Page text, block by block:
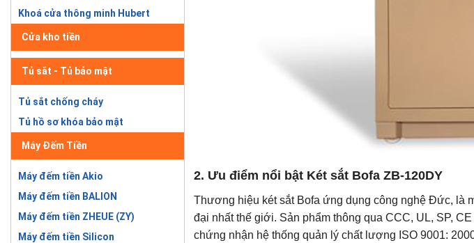
Khoá cửa thông minh Hubert
Cửa kho tiền
Tủ sắt - Tủ bảo mật
Tủ sắt chống cháy
Tủ hồ sơ khóa bảo mật
Máy Đếm Tiền
Máy đếm tiền Akio
Máy đếm tiền BALION
Máy đếm tiền ZHEUE (ZY)
Máy đếm tiền Silicon
2. Ưu điểm nổi bật Két sắtBofa ZB-120DY
Thương hiệu két sắt Bofa ứng dụng công nghệ Đức, là
đại nhất thế giới. Sản phẩm thông qua CCC, UL, SP,
chứng nhận hệ thống quản lý chất lượng ISO 9001: